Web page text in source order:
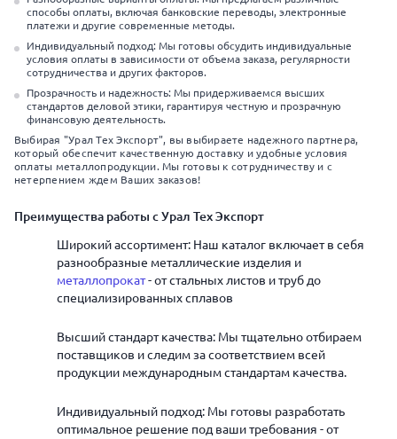
способы оплаты, включая банковские переводы, электронные
платежи и другие современные методы.
Индивидуальный подход: Мы готовы обсудить индивидуальные
условия оплаты в зависимости от объема заказа, регулярности
сотрудничества и других факторов.
Прозрачность и надежность: Мы придерживаемся высших
стандартов деловой этики, гарантируя честную и прозрачную
финансовую деятельность.
Выбирая "Урал Тех Экспорт", вы выбираете надежного партнера,
который обеспечит качественную доставку и удобные условия
оплаты металлопродукции. Мы готовы к сотрудничеству и с
нетерпением ждем Ваших заказов!
Преимущества работы с Урал Тех Экспорт
Широкий ассортимент: Наш каталог включает в себя
разнообразные металлические изделия и
металлопрокат- от стальных листов и труб до
специализированных сплавов
Высший стандарт качества: Мы тщательно отбираем
поставщиков и следим за соответствием всей
продукции международным стандартам качества.
Индивидуальный подход: Мы готовы разработать
оптимальное решение под ваши требования - от